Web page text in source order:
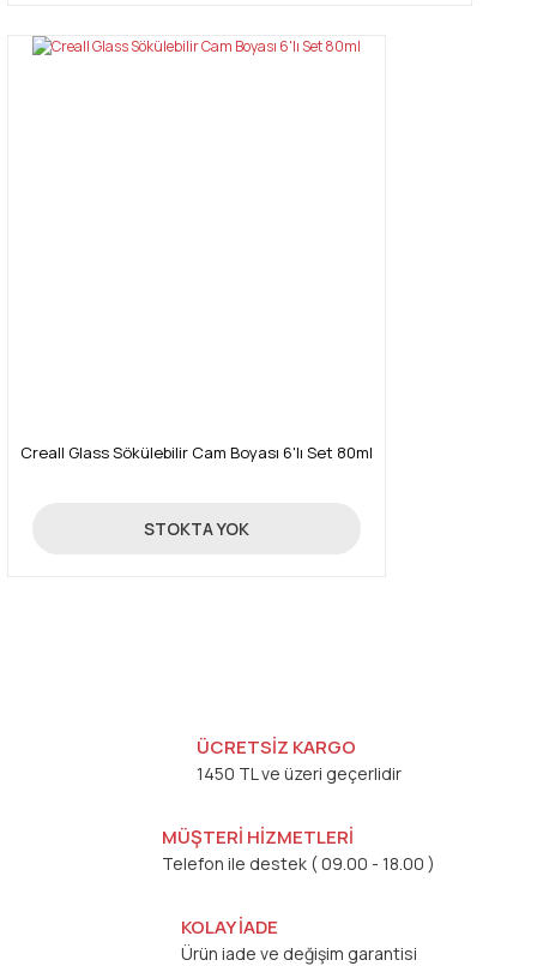
Creall Glass Sökülebilir Cam Boyası 6'lı Set 80ml
255,00 TL
STOKTA YOK
ÜCRETSİZ KARGO
1450 TL ve üzeri geçerlidir
MÜŞTERİ HİZMETLERİ
Telefon ile destek ( 09.00 - 18.00 )
KOLAY İADE
Ürün iade ve değişim garantisi